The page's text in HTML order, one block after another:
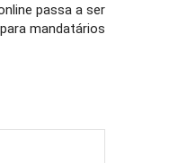
passa a ser
mandatários